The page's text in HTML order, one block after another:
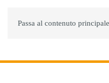
Passa al contenuto principale